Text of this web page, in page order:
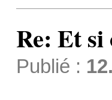
Re: Et
Publié :